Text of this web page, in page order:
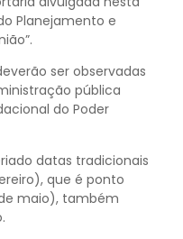
Planejamento e
ser observadas
pública
do Poder
datas tradicionais
que é ponto
maio), também